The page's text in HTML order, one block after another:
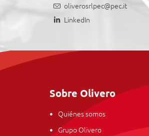
Sobre Olivero
Quiénes somos
Grupo Olivero
oliverosrlpec@pec.it
LinkedIn